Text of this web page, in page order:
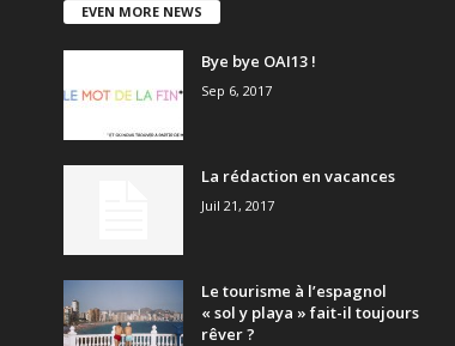
EVEN MORE NEWS
Bye bye OAI13 !
Sep 6, 2017
La rédaction en vacances
Juil 21, 2017
Le tourisme à l’espagnol
« sol y playa » fait-il toujours
rêver ?